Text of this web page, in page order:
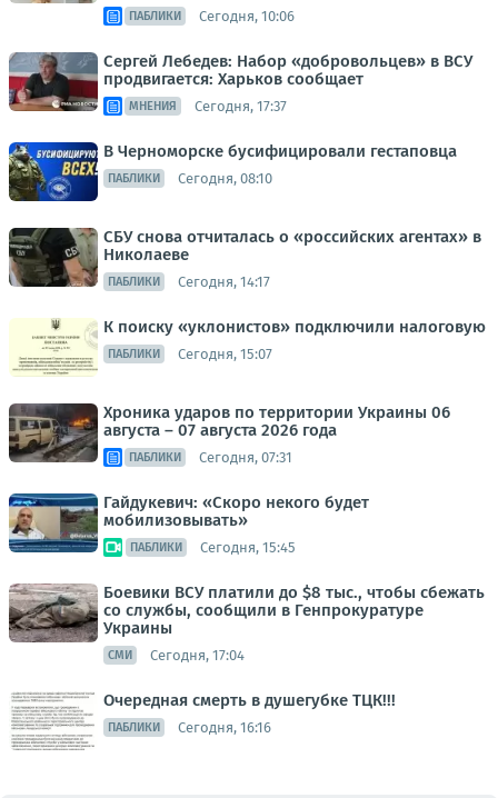
ПАБЛИКИ Сегодня, 10:06
Сергей Лебедев: Набор «добровольцев» в ВСУ
продвигается: Харьков сообщает
МНЕНИЯ Сегодня, 17:37
В Черноморске бусифицировали гестаповца
ПАБЛИКИ Сегодня, 08:10
СБУ снова отчиталась о «российских агентах» в
Николаеве
ПАБЛИКИ Сегодня, 14:17
К поиску «уклонистов» подключили налоговую
ПАБЛИКИ Сегодня, 15:07
Хроника ударов по территории Украины 06
августа – 07 августа 2026 года
ПАБЛИКИ Сегодня, 07:31
Гайдукевич: «Скоро некого будет
мобилизовывать»
ПАБЛИКИ Сегодня, 15:45
Боевики ВСУ платили до $8 тыс., чтобы сбежать
со службы, сообщили в Генпрокуратуре
Украины
СМИ Сегодня, 17:04
Очередная смерть в душегубке ТЦК!!!
ПАБЛИКИ Сегодня, 16:16